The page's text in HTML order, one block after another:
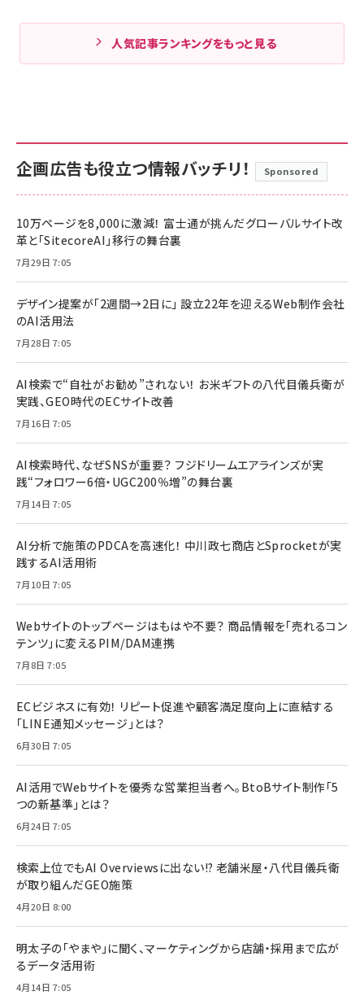
人気記事ランキングをもっと見る
企画広告も役立つ情報バッチリ！ Sponsored
10万ページを8,000に激減！ 富士通が挑んだグローバルサイト改
革と「SitecoreAI」移行の舞台裏
7月29日 7:05
デザイン提案が「2週間→2日に」 設立22年を迎えるWeb制作会社
のAI活用法
7月28日 7:05
AI検索で“自社がお勧め”されない！ お米ギフトの八代目儀兵衛が
実践、GEO時代のECサイト改善
7月16日 7:05
AI検索時代、なぜSNSが重要？ フジドリームエアラインズが実
践“フォロワー6倍・UGC200％増”の舞台裏
7月14日 7:05
AI分析で施策のPDCAを高速化！ 中川政七商店とSprocketが実
践するAI活用術
7月10日 7:05
Webサイトのトップページはもはや不要？ 商品情報を「売れるコン
テンツ」に変えるPIM/DAM連携
7月8日 7:05
ECビジネスに有効！ リピート促進や顧客満足度向上に直結する
「LINE通知メッセージ」とは？
6月30日 7:05
AI活用でWebサイトを優秀な営業担当者へ。BtoBサイト制作「5
つの新基準」とは？
6月24日 7:05
検索上位でもAI Overviewsに出ない!? 老舗米屋・八代目儀兵衛
が取り組んだGEO施策
4月20日 8:00
明太子の「やまや」に聞く、マーケティングから店舗・採用まで広が
るデータ活用術
4月14日 7:05